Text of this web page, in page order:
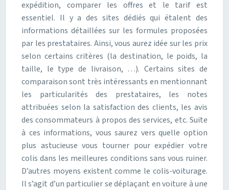
expédition, comparer les offres et le tarif est
essentiel. Il y a des sites dédiés qui étalent des
informations détaillées sur les formules proposées
par les prestataires. Ainsi, vous aurez idée sur les prix
selon certains critères (la destination, le poids, la
taille, le type de livraison, …). Certains sites de
comparaison sont très intéressants en mentionnant
les particularités des prestataires, les notes
attribuées selon la satisfaction des clients, les avis
des consommateurs à propos des services, etc. Suite
à ces informations, vous saurez vers quelle option
plus astucieuse vous tourner pour expédier votre
colis dans les meilleures conditions sans vous ruiner.
D’autres moyens existent comme le colis-voiturage.
Il s’agit d’un particulier se déplaçant en voiture à une